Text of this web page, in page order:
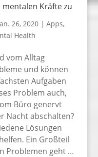
Kräfte zu
26, 2020| Apps,
Health
vom Alltag
und können
Aufgaben
Problem auch,
Büro genervt
Nacht abschalten?
Lösungen
Ein Großteil
Problemen geht …